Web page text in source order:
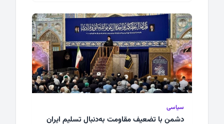
سیاسی
دشمن با تضعیف مقاومت به‌دنبال تسلیم ایران